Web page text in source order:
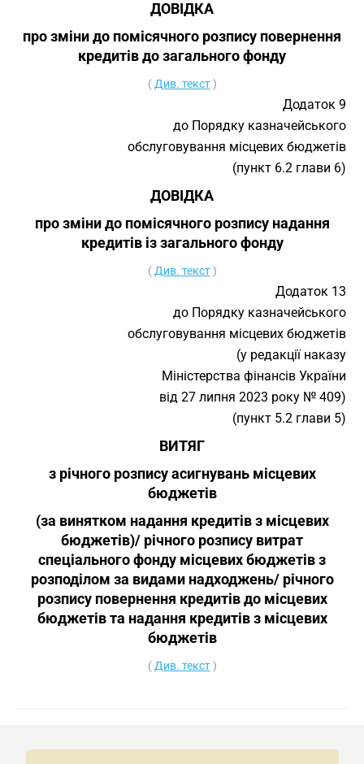
ДОВІДКА
про зміни до помісячного розпису повернення
кредитів до загального фонду
( Див. текст)
Додаток 9
до Порядку казначейського
обслуговування місцевих бюджетів
(пункт 6.2 глави 6)
ДОВІДКА
про зміни до помісячного розпису надання
кредитів із загального фонду
( Див. текст)
Додаток 13
до Порядку казначейського
обслуговування місцевих бюджетів
(у редакції наказу
Міністерства фінансів України
від 27 липня 2023 року № 409)
(пункт 5.2 глави 5)
ВИТЯГ
з річного розпису асигнувань місцевих
бюджетів
(за винятком надання кредитів з місцевих
бюджетів)/ річного розпису витрат
спеціального фонду місцевих бюджетів з
розподілом за видами надходжень/ річного
розпису повернення кредитів до місцевих
бюджетів та надання кредитів з місцевих
бюджетів
( Див. текст)